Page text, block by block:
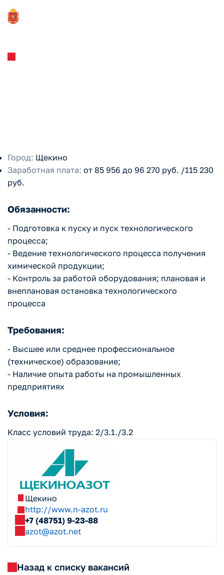
Город: Щекино
Заработная плата: от 85 956 до 96 270 руб. /115 230
руб.
Обязанности:
- Подготовка к пуску и пуск технологического
процесса;
- Ведение технологического процесса получения
химической продукции;
- Контроль за работой оборудования; плановая и
внеплановая остановка технологического
процесса
Требования:
- Высшее или среднее профессиональное
(техническое) образование;
- Наличие опыта работы на промышленных
предприятиях
Условия:
Класс условий труда: 2/3.1./3.2
Щекино
http://www.n-azot.ru
+7 (48751) 9-23-88
azot@azot.net
Назад к списку вакансий